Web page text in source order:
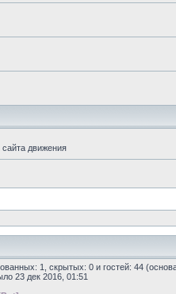
движения
1, скрытых: 0 и гостей: 44
23 дек 2016, 01:51